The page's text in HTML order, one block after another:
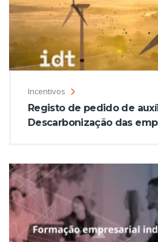
Incentivos
Registo de pedido de
Descarbonização das